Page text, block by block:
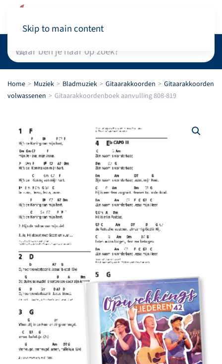
Skip to main content
Home Muziek Bladmuziek Gitaarakkoorden
Gitaarakkoorden
volwassenen
Gitaarakkoordenboek aanvulling 808-819